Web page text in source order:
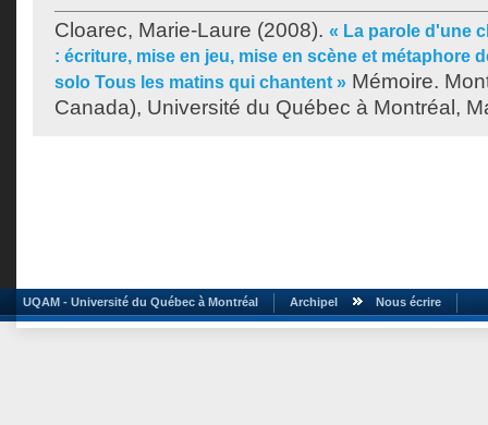
Cloarec, Marie-Laure (2008). « La parole d'une
: écriture, mise en jeu, mise en scène et métaphore
solo Tous les matins qui chantent » Mémoire.
Canada), Université du Québec à Montréal,
UQAM - Université du Québec à Montréal Archipel Nous écrire